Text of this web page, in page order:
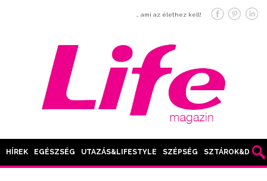
… ami az élethez kell!
HÍREK EGÉSZSÉG UTAZÁS&LIFESTYLE SZÉPSÉG SZTÁROK&DIVAT